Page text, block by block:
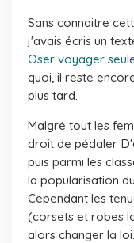
Sans connaitre
j'avais écris un
Oser voyager
quoi, il reste
plus tard.
Malgré tout les
droit de pédaler.
puis parmi les
la popularisation
Cependant les
(corsets et robes
alors changer la